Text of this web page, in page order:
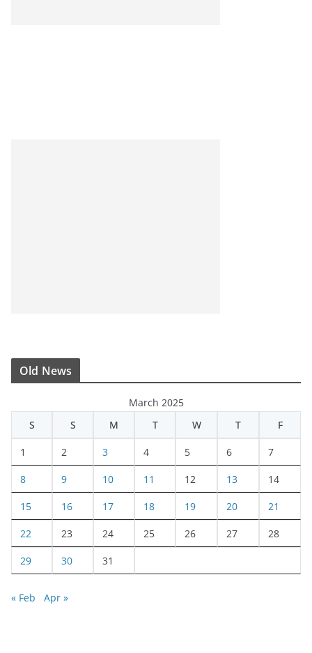
Old News
March 2025
S
S M T W T F
1 2 3 4 5 6 7
8 9 10 11 12 13 14
15 16 17 18 19 20 21
22 23 24 25 26 27 28
29 30 31
« Feb Apr »